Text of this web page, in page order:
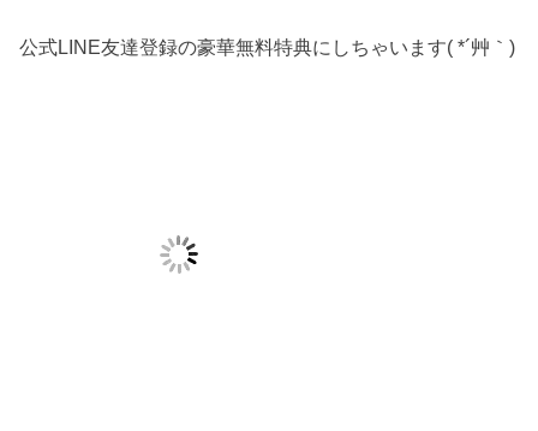
公式LINE友達登録の豪華無料特典にしちゃいます( *´艸｀)